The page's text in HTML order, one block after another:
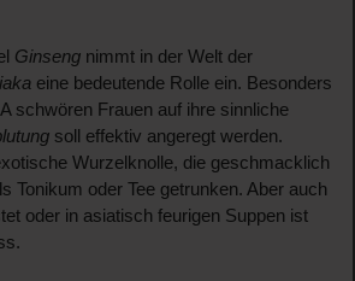
Ginsengnimmt in der Welt der
eine bedeutende Rolle ein. Besonders
schwören Frauen auf ihre sinnliche
soll effektiv angeregt werden.
Wurzelknolle, die geschmacklich
Tonikum oder Tee getrunken. Aber auch
oder in asiatisch feurigen Suppen ist